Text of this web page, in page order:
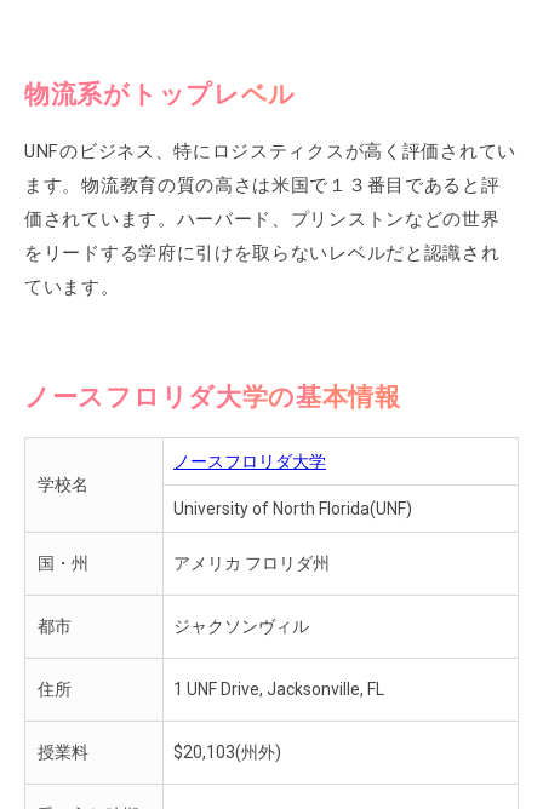
物流系がトップレベル
UNFのビジネス、特にロジスティクスが高く評価されてい
ます。物流教育の質の高さは米国で１３番目であると評
価されています。ハーバード、プリンストンなどの世界
をリードする学府に引けを取らないレベルだと認識され
ています。
ノースフロリダ大学の基本情報
学校名
ノースフロリダ大学
University of North Florida(UNF)
国・州 アメリカ フロリダ州
都市 ジャクソンヴィル
住所 1 UNF Drive, Jacksonville, FL
授業料 $20,103(州外)